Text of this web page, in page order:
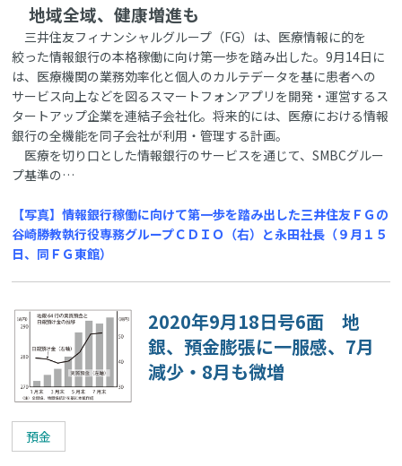
地域全域、健康増進も
三井住友フィナンシャルグループ（FG）は、医療情報に的を
絞った情報銀行の本格稼働に向け第一歩を踏み出した。9月14日に
は、医療機関の業務効率化と個人のカルテデータを基に患者への
サービス向上などを図るスマートフォンアプリを開発・運営するス
タートアップ企業を連結子会社化。将来的には、医療における情報
銀行の全機能を同子会社が利用・管理する計画。
医療を切り口とした情報銀行のサービスを通じて、SMBCグルー
プ基準の…
【写真】情報銀行稼働に向けて第一歩を踏み出した三井住友ＦＧの
谷崎勝教執行役専務グループＣＤＩＯ（右）と永田社長（９月１５
日、同ＦＧ東館）
2020年9月18日号6面 地
銀、預金膨張に一服感、7月
減少・8月も微増
預金